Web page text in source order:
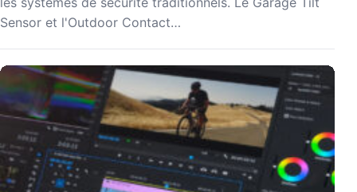
Sensor et l'Outdoor Contact…